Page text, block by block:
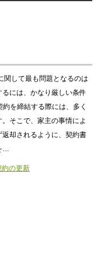
関して最も問題となるのは
には、かなり厳しい条件
を締結する際には、多く
そこで、家主の事情によ
却されるように、契約書
…
約の更新